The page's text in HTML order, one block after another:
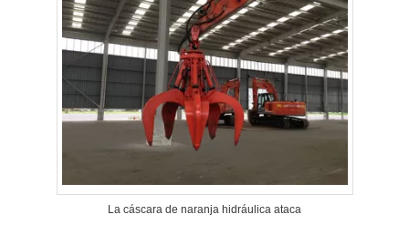
La cáscara de naranja hidráulica ataca